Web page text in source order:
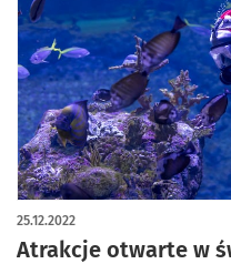
Atrakcje otwarte w
25.12.2022